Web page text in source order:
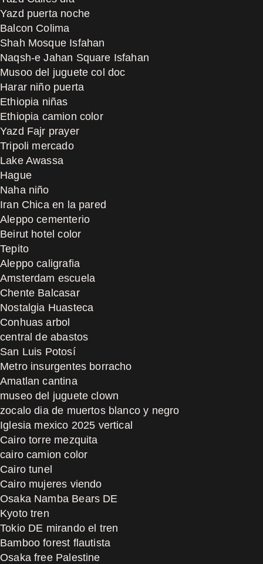
Yazd puerta noche
Balcon Colima
Shah Mosque Isfahan
Naqsh-e Jahan Square Isfahan
Musoo del juguete col doc
Harar niño puerta
Ethiopia niñas
Ethiopia camion color
Yazd Fajr prayer
Tripoli mercado
Lake Awassa
Hague
Naha niño
Iran Chica en la pared
Aleppo cementerio
Beirut hotel color
Tepito
Aleppo caligrafia
Amsterdam escuela
Chente Balcasar
Nostalgia Huasteca
Conhuas arbol
central de abastos
San Luis Potosí
Metro insurgentes borracho
Amatlan cantina
museo del juguete clown
zocalo dia de muertos blanco y negro
Iglesia mexico 2025 vertical
Cairo torre mezquita
cairo camion color
Cairo tunel
Cairo mujeres viendo
Osaka Namba Bears DE
Kyoto tren
Tokio DE mirando el tren
Bamboo forest flautista
Osaka free Palestine